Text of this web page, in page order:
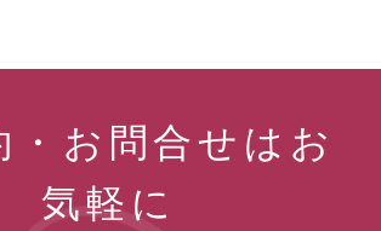
・お問合せはお
気軽に